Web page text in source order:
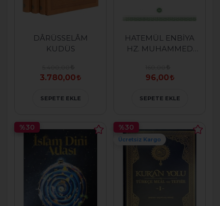
DÂRÜSSELÂM
KUDÜS
3.780,00
SEPETE EKLE
HATEMÜL ENBİYA
HZ. MUHAMMED
96,00
SEPETE EKLE
%30
Ücretsiz Kargo
%30